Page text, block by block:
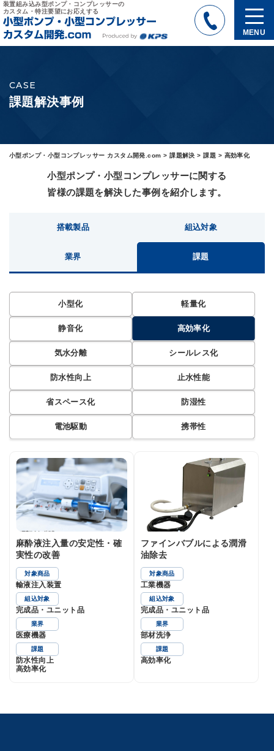
装置組み込み型ポンプ・コンプレッサーの
カスタム・特注要望にお応えする
MENU
CASE
課題解決事例
小型ポンプ・小型コンプレッサー カスタム開発.com >課題解決 >課題 > 高効率化
小型ポンプ・小型コンプレッサーに関する
皆様の課題を解決した事例を紹介します。
搭載製品 組込対象
業界 課題
小型化 軽量化
静音化 高効率化
気水分離 シールレス化
防水性向上 止水性能
省スペース化 防湿性
電池駆動 携帯性
麻酔液注入量の安定性・確
実性の改善
対象商品
輸液注入装置
組込対象
完成品・ユニット品
業界
医療機器
課題
防水性向上
高効率化
ファインバブルによる潤滑
油除去
対象商品
工業機器
組込対象
完成品・ユニット品
業界
部材洗浄
課題
高効率化